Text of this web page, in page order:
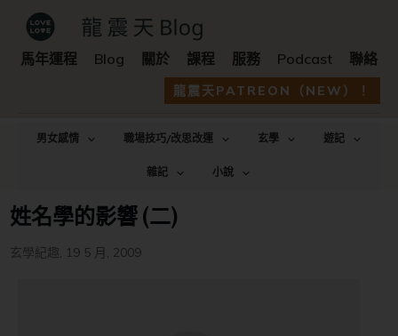
馬年運程 Blog 關於 課程 服務 Podcast 聯絡
龍震天PATREON（NEW）！
男女感情 職場技巧/改思改運 玄學
遊記
雜記
小說
姓名學的影響 (二)
玄學紀趣, 19 5 月, 2009